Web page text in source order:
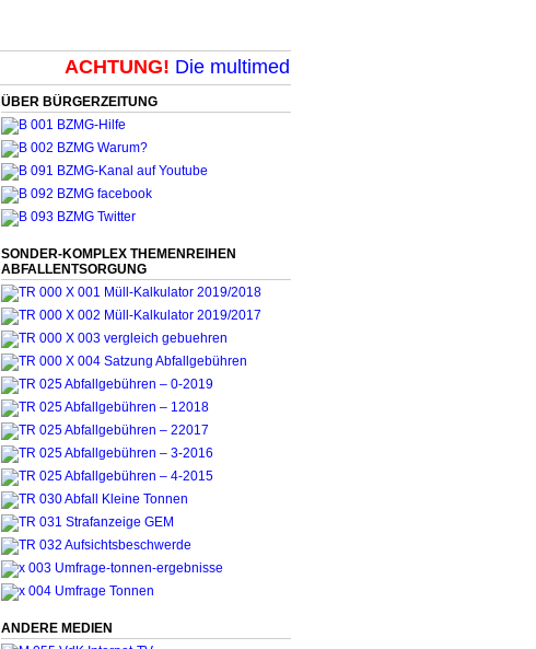
ACHTUNG!Die multimediale Mit-Mach-Zeitung für
ÜBER BÜRGERZEITUNG
SONDER-KOMPLEX THEMENREIHEN
ABFALLENTSORGUNG
ANDERE MEDIEN